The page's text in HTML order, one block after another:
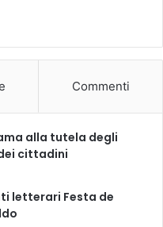
Commenti
alla tutela degli
cittadini
letterari Festa de